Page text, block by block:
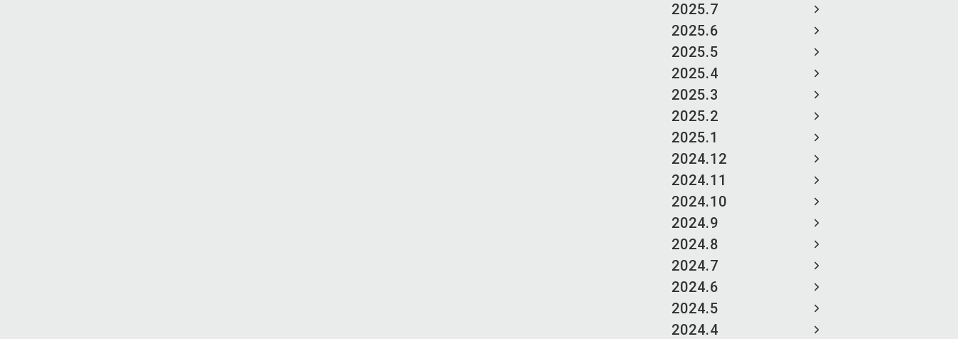
2025.7
2025.6
2025.5
2025.4
2025.3
2025.2
2025.1
2024.12
2024.11
2024.10
2024.9
2024.8
2024.7
2024.6
2024.5
2024.4